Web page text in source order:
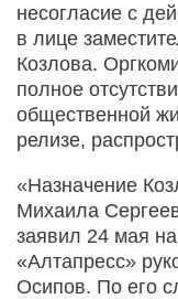
несогласие с
в лице
Козлова.
полное
общественной
релизе,
«Назначение
Михаила
заявил 24 мая
«Алтапресс»
Осипов. По его